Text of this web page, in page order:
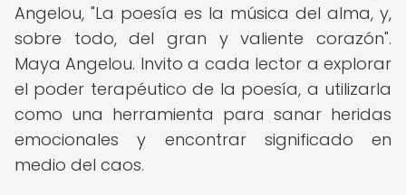
Angelou, "La poesía es la música del alma, y,
sobre todo, del gran y valiente corazón".
Maya Angelou. Invito a cada lector a explorar
el poder terapéutico de la poesía, a utilizarla
como una herramienta para sanar heridas
emocionales y encontrar significado en
medio del caos.